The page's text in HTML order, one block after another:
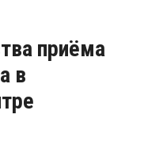
приёма
в